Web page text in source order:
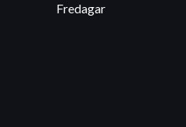
Fredagar